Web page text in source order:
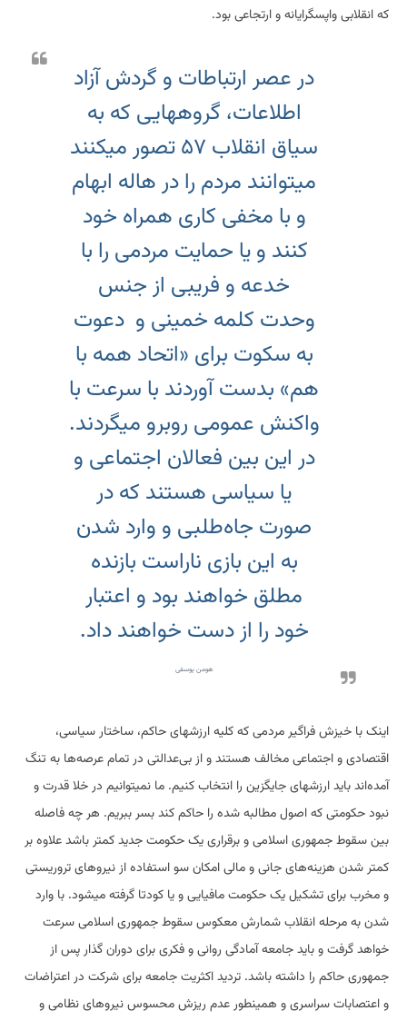
که انقلابی واپسگرایانه و ارتجاعی بود.
در عصر ارتباطات و گردش آزاد
اطلاعات، گروههایی که به
سیاق انقلاب ۵۷ تصور میکنند
میتوانند مردم را در هاله ابهام
و با مخفی کاری همراه خود
کنند و یا حمایت مردمی را با
خدعه و فریبی از جنس
وحدت کلمه خمینی و دعوت
به سکوت برای «اتحاد همه با
هم» بدست آوردند با سرعت با
واکنش عمومی روبرو میگردند.
در این بین فعالان اجتماعی و
یا سیاسی هستند که در
صورت جاه‌طلبی و وارد شدن
به این بازی ناراست بازنده
مطلق خواهند بود و اعتبار
خود را از دست خواهند داد.
هومن یوسفی
اینک با خیزش فراگیر مردمی که کلیه ارزشهای حاکم، ساختار سیاسی،
اقتصادی و اجتماعی مخالف هستند و از بی‌عدالتی در تمام عرصه‌ها به تنگ
آمده‌اند باید ارزشهای جایگزین را انتخاب کنیم. ما نمیتوانیم در خلا قدرت و
نبود حکومتی که اصول مطالبه شده را حاکم کند بسر ببریم. هر چه فاصله
بین سقوط جمهوری اسلامی و برقراری یک حکومت جدید کمتر باشد علاوه بر
کمتر شدن هزینه‌های جانی و مالی امکان سو استفاده از نیروهای تروریستی
و مخرب برای تشکیل یک حکومت مافیایی و یا کودتا گرفته میشود. با وارد
شدن به مرحله انقلاب شمارش معکوس سقوط جمهوری اسلامی سرعت
خواهد گرفت و باید جامعه آمادگی روانی و فکری برای دوران گذار پس از
جمهوری حاکم را داشته باشد. تردید اکثریت جامعه برای شرکت در اعتراضات
و اعتصابات سراسری و همینطور عدم ریزش محسوس نیروهای نظامی و